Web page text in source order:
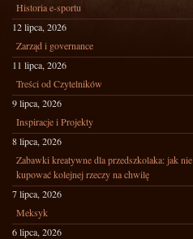
Historia e-sportu
12 lipca, 2026
Zarząd i governance
11 lipca, 2026
Treści od Czytelników
9 lipca, 2026
Inspiracje i Projekty
8 lipca, 2026
Zabawki kreatywne dla przedszkolaka: jak nie
kupować kolejnej rzeczy na chwilę
7 lipca, 2026
Meksyk
6 lipca, 2026